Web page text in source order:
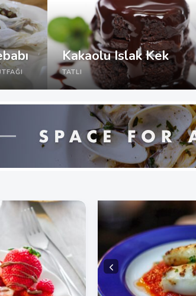
Kakaolu Islak Kek
TATLI